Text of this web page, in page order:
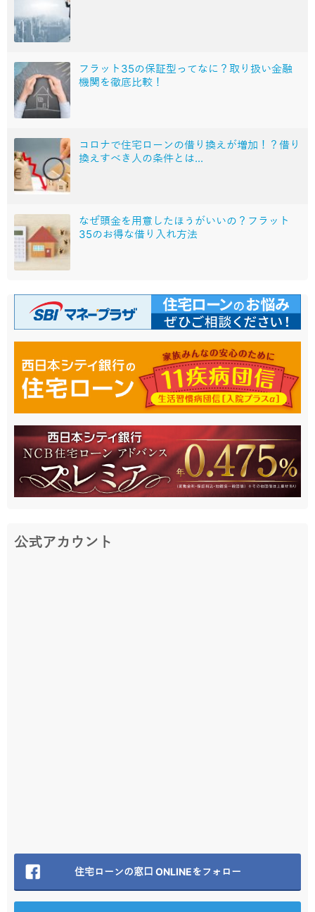
フラット35の保証型ってなに？取り扱い金融
機関を徹底比較！
コロナで住宅ローンの借り換えが増加！？借り
換えすべき人の条件とは...
なぜ頭金を用意したほうがいいの？フラット
35のお得な借り入れ方法
公式アカウント
住宅ローンの窓口 ONLINEをフォロー